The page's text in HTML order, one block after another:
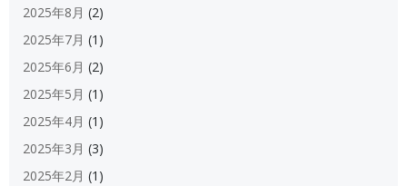
2025年8月 (2)
2025年7月 (1)
2025年6月 (2)
2025年5月 (1)
2025年4月 (1)
2025年3月 (3)
2025年2月 (1)